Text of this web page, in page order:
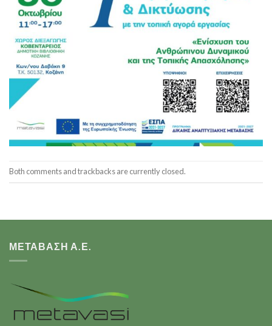
Both comments and trackbacks are currently closed.
ΜΕΤΑΒΑΣΗ Α.Ε.